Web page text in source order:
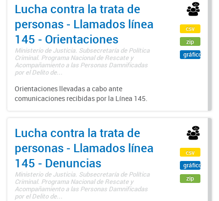
Lucha contra la trata de
personas - Llamados línea
145 - Orientaciones
Ministerio de Justicia. Subsecretaría de Política
Criminal. Programa Nacional de Rescate y
Acompañamiento a las Personas Damnificadas
por el Delito de...
Orientaciones llevadas a cabo ante
comunicaciones recibidas por la Línea 145.
csv
zip
gráfico
Lucha contra la trata de
personas - Llamados línea
145 - Denuncias
Ministerio de Justicia. Subsecretaría de Política
Criminal. Programa Nacional de Rescate y
Acompañamiento a las Personas Damnificadas
por el Delito de...
csv
gráfico
zip